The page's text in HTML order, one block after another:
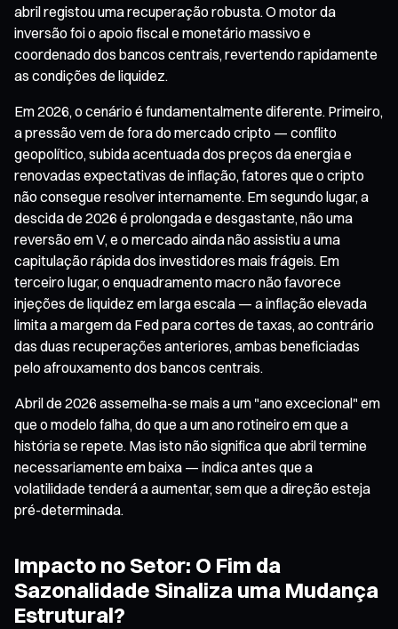
abril registou uma recuperação robusta. O motor da
inversão foi o apoio fiscal e monetário massivo e
coordenado dos bancos centrais, revertendo rapidamente
as condições de liquidez.
Em 2026, o cenário é fundamentalmente diferente. Primeiro,
a pressão vem de fora do mercado cripto — conflito
geopolítico, subida acentuada dos preços da energia e
renovadas expectativas de inflação, fatores que o cripto
não consegue resolver internamente. Em segundo lugar, a
descida de 2026 é prolongada e desgastante, não uma
reversão em V, e o mercado ainda não assistiu a uma
capitulação rápida dos investidores mais frágeis. Em
terceiro lugar, o enquadramento macro não favorece
injeções de liquidez em larga escala — a inflação elevada
limita a margem da Fed para cortes de taxas, ao contrário
das duas recuperações anteriores, ambas beneficiadas
pelo afrouxamento dos bancos centrais.
Abril de 2026 assemelha-se mais a um "ano excecional" em
que o modelo falha, do que a um ano rotineiro em que a
história se repete. Mas isto não significa que abril termine
necessariamente em baixa — indica antes que a
volatilidade tenderá a aumentar, sem que a direção esteja
pré-determinada.
Impacto no Setor: O Fim da
Sazonalidade Sinaliza uma Mudança
Estrutural?